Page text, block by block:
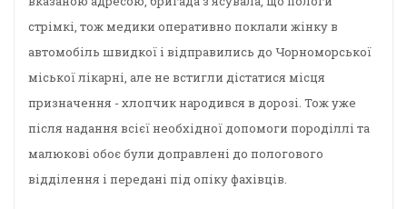
стрімкі, тож медики оперативно поклали жінку в
автомобіль швидкої і відправились до Чорноморської
міської лікарні, але не встигли дістатися місця
призначення - хлопчик народився в дорозі. Тож уже
після надання всієї необхідної допомоги породіллі та
малюкові обоє були доправлені до пологового
відділення і передані під опіку фахівців.